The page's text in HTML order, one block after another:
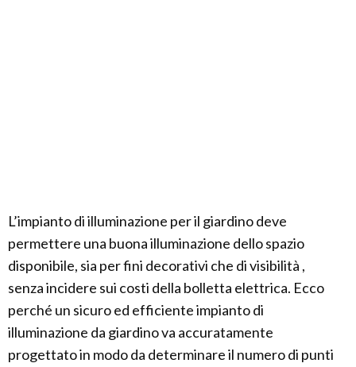
L’impianto di illuminazione per il giardino deve
permettere una buona illuminazione dello spazio
disponibile, sia per fini decorativi che di visibilità ,
senza incidere sui costi della bolletta elettrica. Ecco
perché un sicuro ed efficiente impianto di
illuminazione da giardino va accuratamente
progettato in modo da determinare il numero di punti